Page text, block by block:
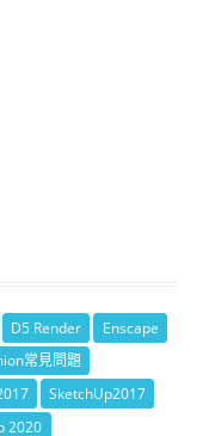
D5 Render
Enscape
常見問題
SketchUp2017
2020